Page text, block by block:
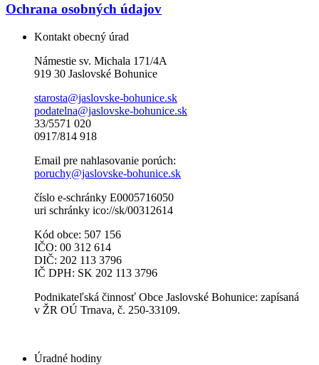
Ochrana osobných údajov
Kontakt obecný úrad
Námestie sv. Michala 171/4A
919 30 Jaslovské Bohunice
starosta@jaslovske-bohunice.sk
podatelna@jaslovske-bohunice.sk
33/5571 020
0917/814 918
Email pre nahlasovanie porúch:
poruchy@jaslovske-bohunice.sk
číslo e-schránky E0005716050
uri schránky ico://sk/00312614
Kód obce: 507 156
IČO: 00 312 614
DIČ: 202 113 3796
IČ DPH: SK 202 113 3796
Podnikateľská činnosť Obce Jaslovské Bohunice: zapísaná
v ŽR OÚ Trnava, č. 250-33109.
Úradné hodiny